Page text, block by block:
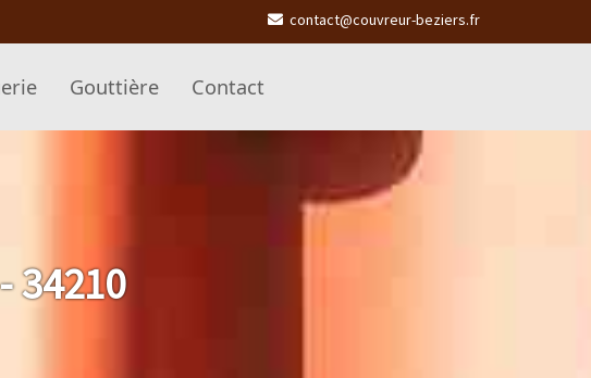
contact@couvreur-beziers.fr
Gouttière Contact
34210